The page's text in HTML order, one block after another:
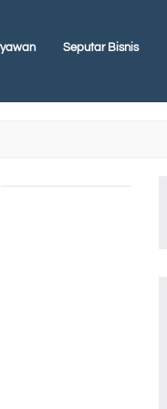
Seputar Bisnis